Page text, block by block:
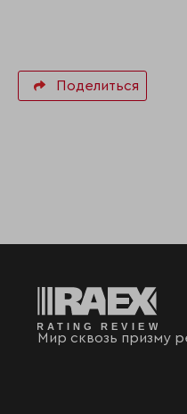
Поделиться
Мир сквозь призму